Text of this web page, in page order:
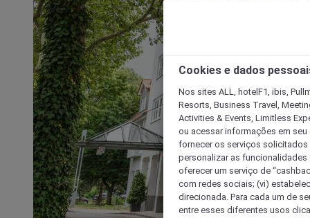
Cookies e dados
Nos sites ALL, hotelF1, ibis,
Resorts, Business Travel,
Activities & Events, Limitless
ou acessar informações em
fornecer os serviços solicitados
personalizar as
oferecer um serviço de
com redes sociais; (vi)
direcionada. Para cada um de
entre esses diferentes usos